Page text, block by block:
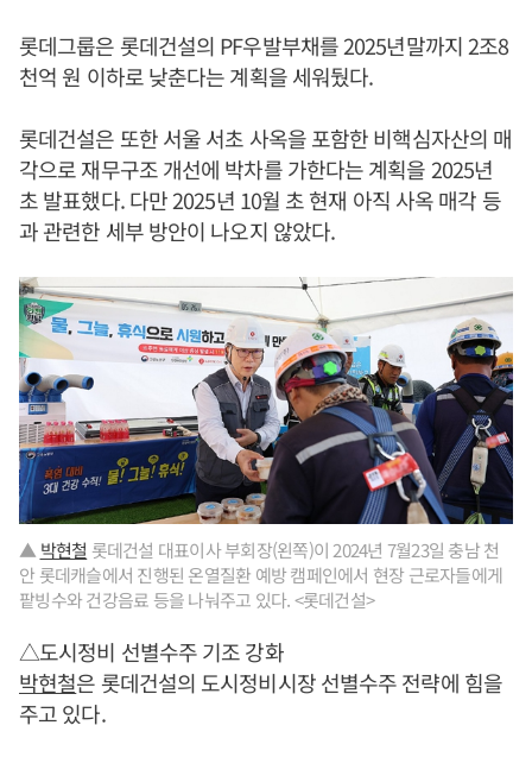
롯데그룹은 롯데건설의 PF우발부채를 2025년말까지 2조8
천억 원 이하로 낮춘다는 계획을 세워뒀다.
롯데건설은 또한 서울 서초 사옥을 포함한 비핵심자산의 매
각으로 재무구조 개선에 박차를 가한다는 계획을 2025년
초 발표했다. 다만 2025년 10월 초 현재 아직 사옥 매각 등
과 관련한 세부 방안이 나오지 않았다.
▲ 박현철 롯데건설 대표이사 부회장(왼쪽)이 2024년 7월23일 충남 천
안 롯데캐슬에서 진행된 온열질환 예방 캠페인에서 현장 근로자들에게
팥빙수와 건강음료 등을 나눠주고 있다. <롯데건설>
△도시정비 선별수주 기조 강화
박현철은 롯데건설의 도시정비시장 선별수주 전략에 힘을
주고 있다.